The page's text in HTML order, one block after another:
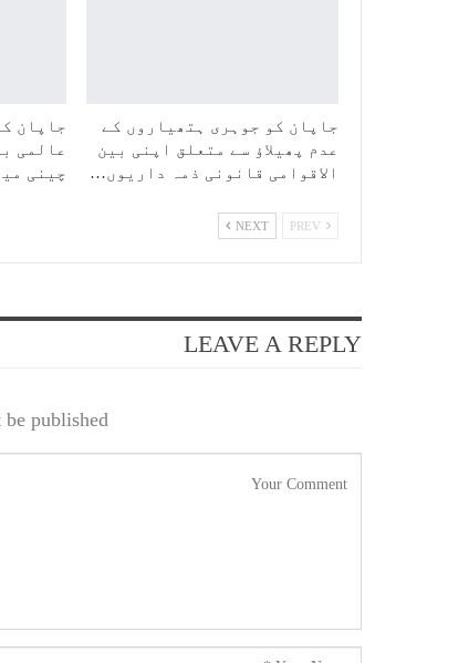
جاپان کو جوہری ہتھیاروں کے
عدم پھیلاؤ سے متعلق اپنی بین
الاقوامی قانونی ذمہ داریوں…
جاپان
عالمی
چینی
NEXT
LEAVE A REPLY
published.